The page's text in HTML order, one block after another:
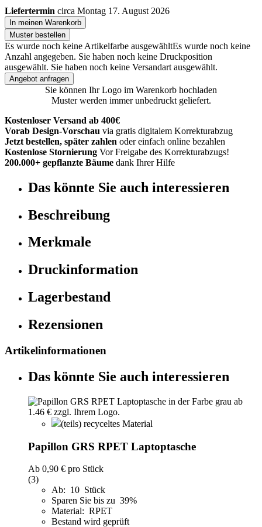
Liefertermin circa Montag 17. August 2026
In meinen Warenkorb
Muster bestellen
Es wurde noch keine Artikelfarbe ausgewähltEs wurde noch keine
Anzahl angegeben. Sie haben noch keine Druckposition
ausgewählt. Sie haben noch keine Versandart ausgewählt.
Angebot anfragen
Sie können Ihr Logo im Warenkorb hochladen
Muster werden immer unbedruckt geliefert.
Kostenloser Versand ab 400€
Vorab Design-Vorschau via gratis digitalem Korrekturabzug
Jetzt bestellen, später zahlen oder einfach online bezahlen
Kostenlose Stornierung Vor Freigabe des Korrekturabzugs!
200.000+ gepflanzte Bäume dank Ihrer Hilfe
Das könnte Sie auch interessieren
Beschreibung
Merkmale
Druckinformation
Lagerbestand
Rezensionen
Artikelinformationen
Das könnte Sie auch interessieren
(teils) recyceltes Material
Papillon GRS RPET Laptoptasche
Ab 0,90 € pro Stück
(3)
Ab: 10 Stück
Sparen Sie bis zu 39%
Material: RPET
Bestand wird geprüft